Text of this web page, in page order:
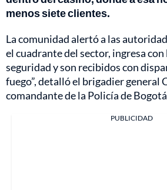
menos siete clientes.
La comunidad alertó a las
el cuadrante del sector, ingresa con
seguridad y son recibidos con
fuego”, detalló el brigadier general
comandante de la Policía de
PUBLICIDAD